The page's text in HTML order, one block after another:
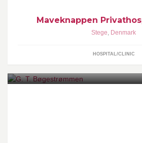
Maveknappen
Stege, Denmark
HOSPITAL/CLINIC